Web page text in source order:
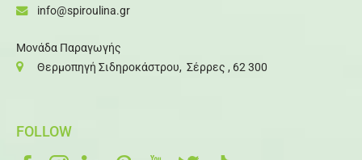
info@spiroulina.gr
Μονάδα Παραγωγής
Θερμοπηγή Σιδηροκάστρου, Σέρρες , 62 300
FOLLOW